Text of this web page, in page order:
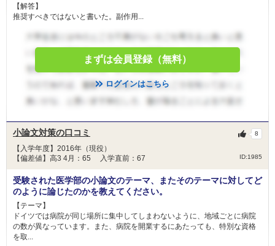
【解答】
推奨すべきではないと書いた。副作用...
まずは会員登録（無料）
ログインはこちら
小論文対策の口コミ
【入学年度】2016年（現役）
【偏差値】高3 4月：65 入学直前：67
ID:1985
8
受験された医学部の小論文のテーマ、またそのテーマに対してど
のように論じたのかを教えてください。
【テーマ】
ドイツでは病院が同じ場所に集中してしまわないように、地域ごとに病院
の数が異なっています。また、病院を開業するにあたっても、特別な資格
を取...